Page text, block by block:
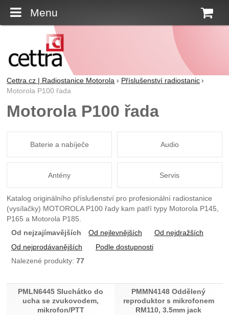
Menu
Cettra.cz | Radiostanice Motorola
Příslušenství radiostanic
Motorola P100 řada
Motorola P100 řada
Baterie a nabíječe Audio
Antény Servis
Katalog originálního příslušenství pro profesionální radiostanice
(vysílačky) MOTOROLA P100 řady kam patří typy Motorola P145,
P165 a Motorola P185.
Od nejzajímavějších
Od nejlevnějších
Od nejdražších
Od nejprodávanějších
Podle dostupnosti
Nalezené produkty: 77
Produkty
PMLN6445 Sluchátko do
ucha se zvukovodem,
mikrofon/PTT
PMMN4148 Oddělený
reproduktor s mikrofonem
RM110, 3.5mm jack